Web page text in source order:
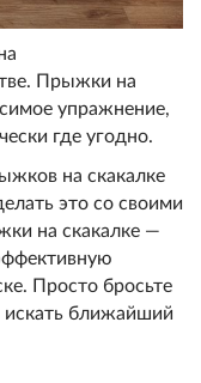
Прыжки на
упражнение,
где угодно.
на скакалке
это со своими
на скакалке —
Просто бросьте
искать ближайший